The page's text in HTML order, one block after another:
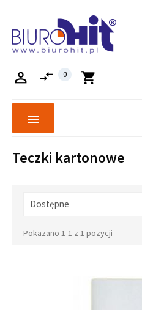
shopping_cart
compare_arrows 0

menu
Teczki kartonowe
Dostępne
Pokazano 1-1 z 1 pozycji